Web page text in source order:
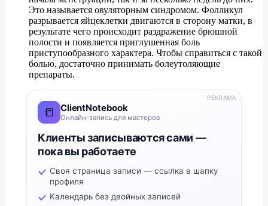
Это называется овуляторным синдромом. Фолликул
разрывается яйцеклетки двигаются в сторону матки, в
результате чего происходит раздражение брюшной
полости и появляется приглушенная боль
приступообразного характера. Чтобы справиться с такой
болью, достаточно принимать болеутоляющие
препараты.
📒 ClientNotebook
Онлайн-запись для мастеров
Клиенты записываются сами —
пока вы работаете
Своя страница записи — ссылка в шапку
профиля
Календарь без двойных записей
РЕКЛАМА